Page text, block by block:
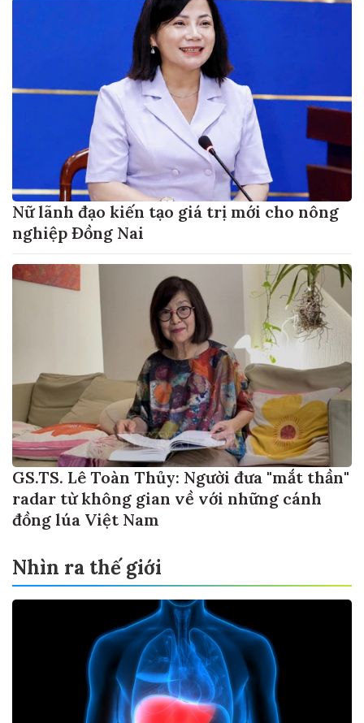
Nữ lãnh đạo kiến tạo giá trị mới cho nông
nghiệp Đồng Nai
GS.TS. Lê Toàn Thủy: Người đưa "mắt thần"
radar từ không gian về với những cánh
đồng lúa Việt Nam
Nhìn ra thế giới